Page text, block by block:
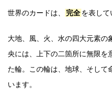
世界のカードは、 完全を表して
大地、風、火、水の四大元素の
央には、上下の二箇所に無限を
た輪。この輪は、地球、そして
います。